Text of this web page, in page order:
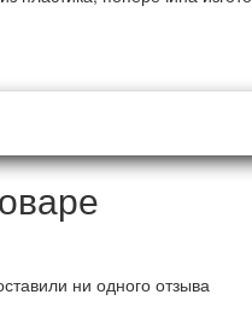
ни одного отзыва